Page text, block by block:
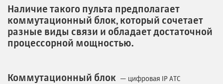
Наличие такого пульта предполагает
коммутационный блок, который сочетает
разные виды связи и обладает достаточной
процессорной мощностью.
Коммутационный блок — цифровая IP АТС